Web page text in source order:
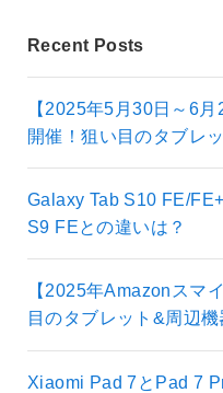
Recent Posts
【2025年5月30日～6
開催！狙い目のタブレ
Galaxy Tab S10 FE/
S9 FEとの違いは？
【2025年Amazonスマ
目のタブレット&周辺機
Xiaomi Pad 7とPad 7